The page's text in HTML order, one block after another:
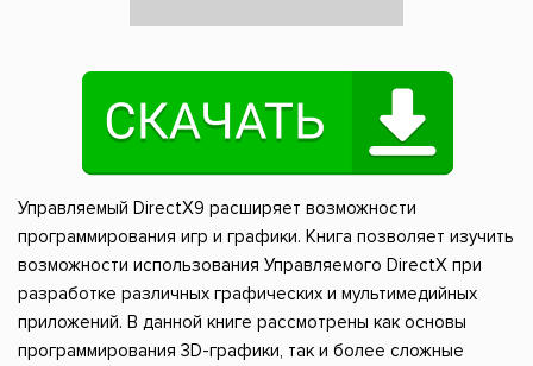
Управляемый DirectX9 расширяет возможности
программирования игр и графики. Книга позволяет изучить
возможности использования Управляемого DirectX при
разработке различных графических и мультимедийных
приложений. В данной книге рассмотрены как основы
программирования 3D-графики, так и более сложные